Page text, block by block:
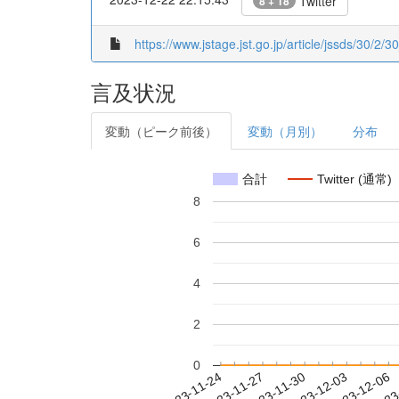
https://www.jstage.jst.go.jp/article/jssds/30/2/
言及状況
変動（ピーク前後） 変動（月別） 分布
合計 Twitter (通常)
0
2
4
6
8